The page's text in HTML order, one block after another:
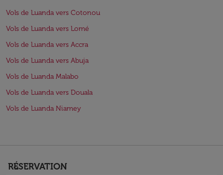
Vols de Luanda vers Cotonou
Vols de Luanda vers Lomé
Vols de Luanda vers Accra
Vols de Luanda vers Abuja
Vols de Luanda Malabo
Vols de Luanda vers Douala
Vols de Luanda Niamey
RÉSERVATION
keyboard_arrow_down